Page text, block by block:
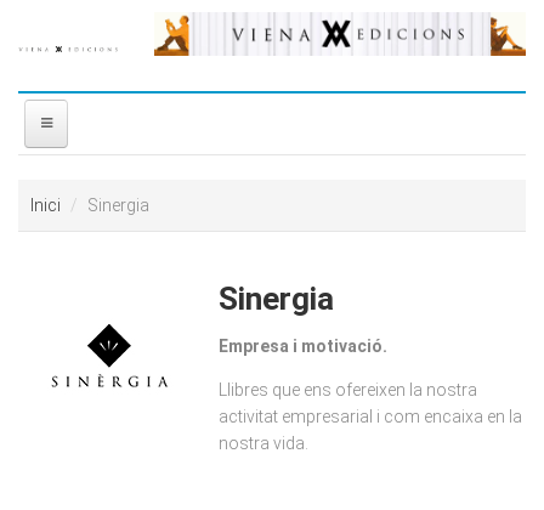
PREMIS
Inici Sinergia
Sinergia
Empresa i motivació.
Llibres que ens ofereixen la nostra
activitat empresarial i com encaixa en la
nostra vida.